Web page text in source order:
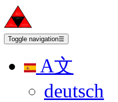
Toggle navigation☰
A文
deutsch